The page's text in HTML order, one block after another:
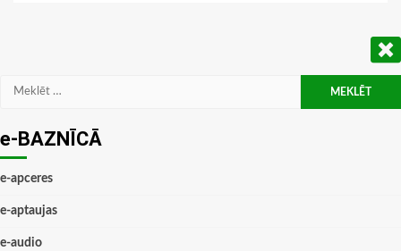
Meklēt:
e-BAZNĪCĀ
e-apceres
e-aptaujas
e-audio